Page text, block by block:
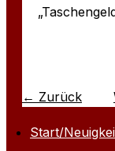
Start/
← Zurück